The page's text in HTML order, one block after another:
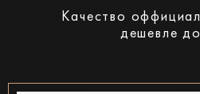
Качество
дешевле